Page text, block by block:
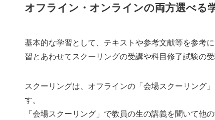
オフライン・オンラインの両方選べる
基本的な学習として、テキストや参考文献等を参考
習とあわせてスクーリングの受講や科目修了試験の受
スクーリングは、オフラインの「会場スクーリング
す。
「会場スクーリング」で教員の生の講義を聞いて